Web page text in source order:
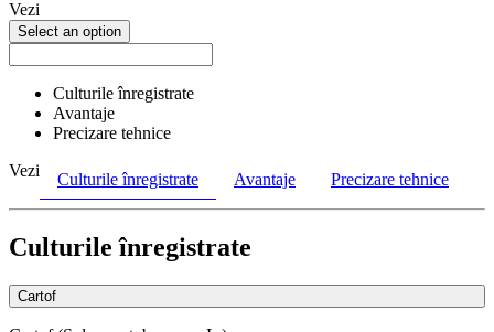
Vezi
Select an option
Culturile înregistrate
Avantaje
Precizare tehnice
Vezi
Culturile înregistrate Avantaje Precizare tehnice
Culturile înregistrate
Cartof